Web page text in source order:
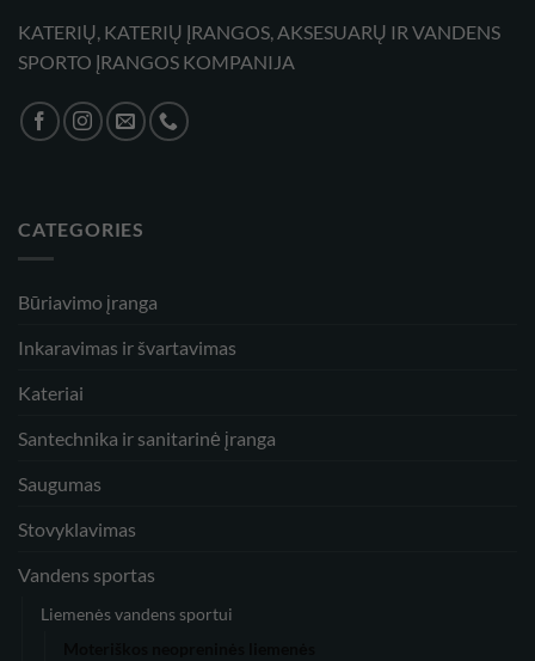
KATERIŲ, KATERIŲ ĮRANGOS, AKSESUARŲ IR VANDENS
SPORTO ĮRANGOS KOMPANIJA
CATEGORIES
Būriavimo įranga
Inkaravimas ir švartavimas
Kateriai
Santechnika ir sanitarinė įranga
Saugumas
Stovyklavimas
Vandens sportas
Liemenės vandens sportui